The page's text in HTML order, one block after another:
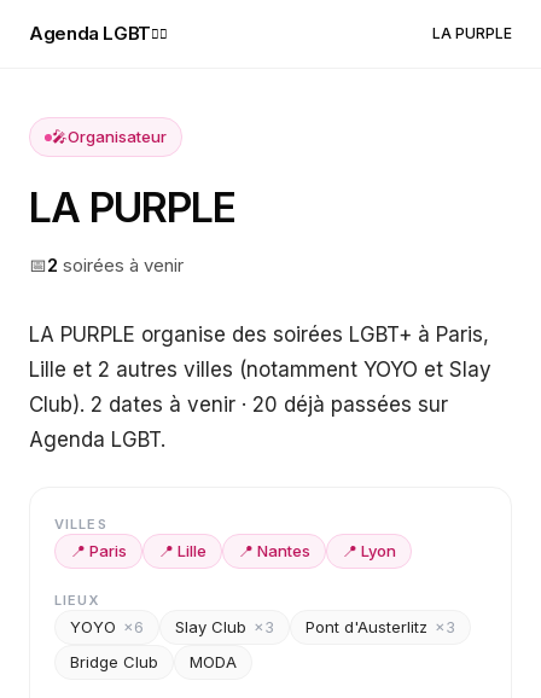
Agenda LGBT🏳️‍🌈 LA PURPLE
🎤Organisateur
LA PURPLE
📅2 soirées à venir
LA PURPLE organise des soirées LGBT+ à Paris,
Lille et 2 autres villes (notamment YOYO et Slay
Club). 2 dates à venir · 20 déjà passées sur
Agenda LGBT.
VILLES
📍 Paris 📍 Lille 📍 Nantes 📍 Lyon
LIEUX
YOYO ×6 Slay Club ×3 Pont d'Austerlitz ×3
Bridge Club
MODA